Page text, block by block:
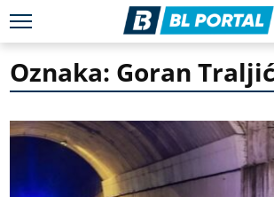
Oznaka: Goran Traljić